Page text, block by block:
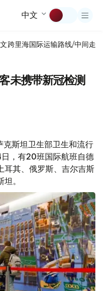
中文
跨里海国际运输路线/中间走廊
未携带新冠检测
斯坦卫生部卫生和流行
，有20班国际航班自德
耳其、俄罗斯、吉尔吉斯
。